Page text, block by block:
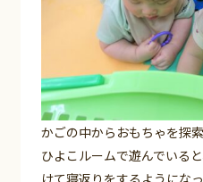
かごの中からおもちゃを探
ひよこルームで遊んでいる